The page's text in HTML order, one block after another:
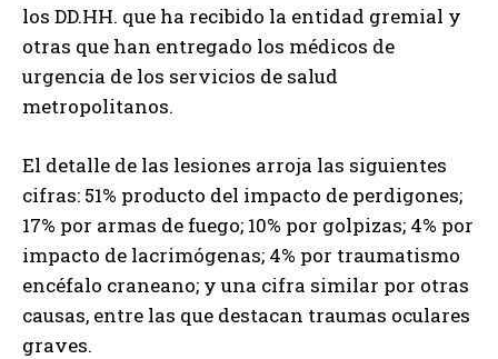
los DD.HH. que ha recibido la entidad gremial y
otras que han entregado los médicos de
urgencia de los servicios de salud
metropolitanos.
El detalle de las lesiones arroja las siguientes
cifras: 51% producto del impacto de perdigones;
17% por armas de fuego; 10% por golpizas; 4% por
impacto de lacrimógenas; 4% por traumatismo
encéfalo craneano; y una cifra similar por otras
causas, entre las que destacan traumas oculares
graves.